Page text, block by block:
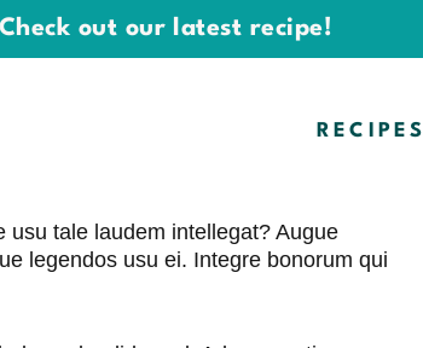
Check out our latest recipe!
RECIPES
usu tale laudem intellegat? Augue
legendos usu ei. Integre bonorum qui